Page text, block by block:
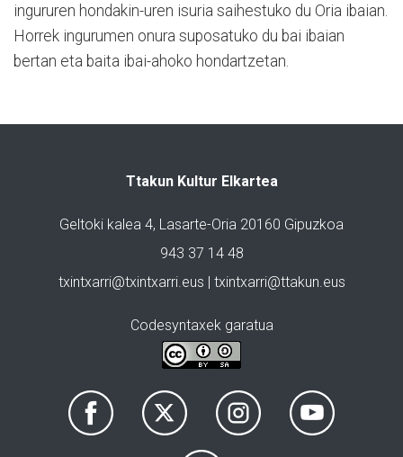
ingururen hondakin-uren isuria saihestuko du Oria ibaian.
Horrek ingurumen onura suposatuko du bai ibaian
bertan eta baita ibai-ahoko hondartzetan.
Ttakun Kultur Elkartea
Geltoki kalea 4, Lasarte-Oria 20160 Gipuzkoa
943 37 14 48
txintxarri@txintxarri.eus | txintxarri@ttakun.eus
Codesyntaxek garatua